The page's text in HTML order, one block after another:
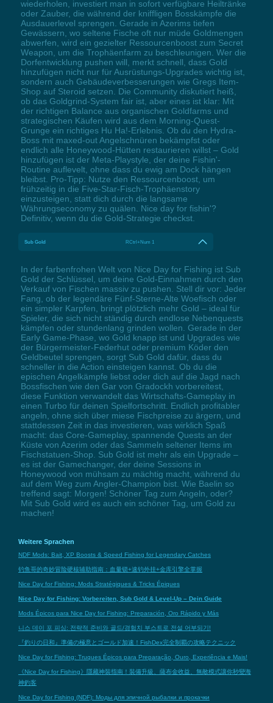
wiederholen, investiert man in sofort verfügbare Heiltränke
oder Zauber, die während der kniffligen Bosskämpfe die
Ausdauerlevel sprengen. Gerade in Azerims tiefen
Gewässern, wo seltene Fische oft nur müde Goldmengen
abwerfen, wird ein gezielter Ressourcenboost zum Secret
Weapon, um die Trophäenfarm zu beschleunigen. Wer die
Dorfentwicklung pushen will, merkt schnell, dass Gold
hinzufügen nicht nur für Ausrüstungs-Upgrades wichtig ist,
sondern auch Gebäudeverbesserungen wie Gregs Item-
Shop auf Steroid setzen. Die Community diskutiert heiß,
ob das Goldgrind-System fair ist, aber eines ist klar: Mit
der richtigen Balance aus organischen Goldfarms und
strategischen Käufen wird aus dem Morning-Quest-
Grunge ein richtiges Hu Ha!-Erlebnis. Ob du den Hydra-
Boss mit maxed-out Angelschnüren bekämpfst oder
endlich alle Honeywood-Hütten restaurieren willst – Gold
hinzufügen ist der Meta-Playstyle, der deine Fishin'-
Routine auflevelt, ohne dass du ewig am Dock hängen
bleibst. Pro-Tipp: Nutze den Ressourcenboost, um
frühzeitig in die Five-Star-Fisch-Trophäenstory
einzusteigen, statt dich durch die langsame
Währungseconomy zu quälen. Nice day for fishin'?
Definitiv, wenn du die Gold-Strategie checkst.
Sub Gold RCtrl+Num 1
In der farbenfrohen Welt von Nice Day for Fishing ist Sub
Gold der Schlüssel, um deine Gold-Einnahmen durch den
Verkauf von Fischen massiv zu pushen. Stell dir vor: Jeder
Fang, ob der legendäre Fünf-Sterne-Alte Woefisch oder
ein simpler Karpfen, bringt plötzlich mehr Gold – ideal für
Spieler, die sich nicht ständig durch endlose Nebenquests
kämpfen oder stundenlang grinden wollen. Gerade in der
Early Game-Phase, wo Gold knapp ist und Upgrades wie
der Bürgermeister-Federhut oder premium Köder den
Geldbeutel sprengen, sorgt Sub Gold dafür, dass du
schneller in die Action einsteigen kannst. Ob du die
epischen Angelkämpfe liebst oder dich auf die Jagd nach
Bossfischen wie den Gar von Gradockh vorbereitest,
diese Funktion verwandelt das Wirtschafts-Gameplay in
einen Turbo für deinen Spielfortschritt. Endlich profitabler
angeln, ohne sich über miese Fischpreise zu ärgern, und
stattdessen Zeit in das investieren, was wirklich Spaß
macht: das Core-Gameplay, spannende Quests an der
Küste von Azerim oder das Sammeln seltener Items im
Fischstatuen-Shop. Sub Gold ist mehr als ein Upgrade –
es ist der Gamechanger, der deine Sessions in
Honeywood von mühsam zu mächtig macht, während du
auf dem Weg zum Angler-Champion bist. Wie Baelin so
treffend sagt: Morgen! Schöner Tag zum Angeln, oder?
Mit Sub Gold wird es auch ein schöner Tag, um Gold zu
machen!
Weitere Sprachen
NDF Mods: Bait, XP Boosts & Speed Fishing for Legendary Catches
钓鱼哥的奇妙冒险硬核辅助指南：血量锁+速钓外挂+金库引擎全掌握
Nice Day for Fishing: Mods Stratégiques & Tricks Épiques
Nice Day for Fishing: Vorbereiten, Sub Gold & Level-Up – Dein Guide
Mods Épicos para Nice Day for Fishing: Preparación, Oro Rápido y Más
니스 데이 포 피싱: 전략적 준비와 골드/경험치 부스트로 전설 어부되기!
『釣りの日和』準備の極意とゴールド加速！FishDex完全制覇の攻略テクニック
Nice Day for Fishing: Truques Épicos para Preparação, Ouro, Experiência e Mais!
《Nice Day for Fishing》隱藏神裝指南！裝備升級、薩布金收益、無敵模式讓你秒變海
神釣客
Nice Day for Fishing (NDF): Моды для эпичной рыбалки и прокачки